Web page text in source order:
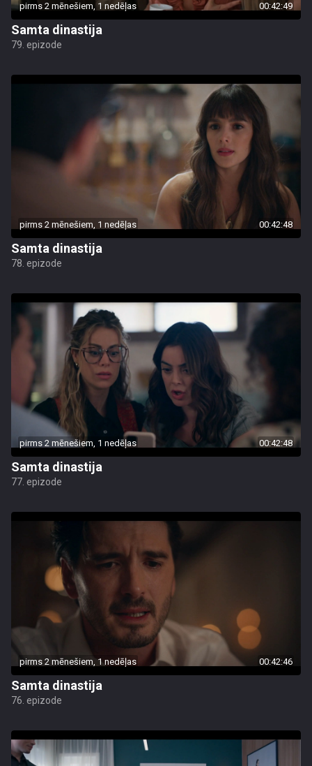
pirms 2 mēnešiem, 1 nedēļas 00:42:49
Samta dinastija
79. epizode
pirms 2 mēnešiem, 1 nedēļas 00:42:48
Samta dinastija
78. epizode
pirms 2 mēnešiem, 1 nedēļas 00:42:48
Samta dinastija
77. epizode
pirms 2 mēnešiem, 1 nedēļas 00:42:46
Samta dinastija
76. epizode